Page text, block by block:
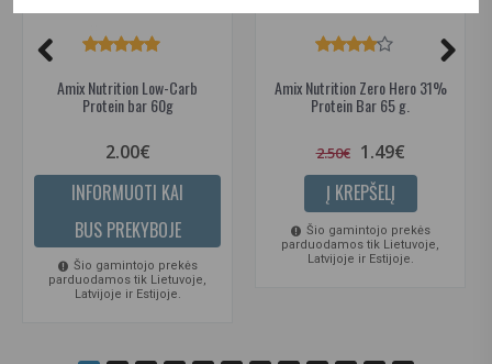
Amix Nutrition Low-Carb
Protein bar 60g
2.00€
INFORMUOTI KAI
BUS PREKYBOJE
Šio gamintojo prekės
parduodamos tik Lietuvoje,
Latvijoje ir Estijoje.
Amix Nutrition Zero Hero 31%
Protein Bar 65 g.
2.50€ 1.49€
Į KREPŠELĮ
Šio gamintojo prekės
parduodamos tik Lietuvoje,
Latvijoje ir Estijoje.